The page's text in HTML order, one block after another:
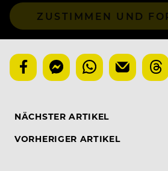
ZUSTIMMEN UND
NÄCHSTER ARTIKEL
VORHERIGER ARTIKEL